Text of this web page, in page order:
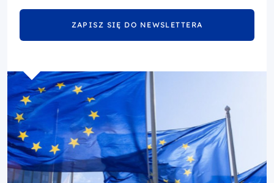
ZAPISZ SIĘ DO NEWSLETTERA